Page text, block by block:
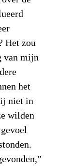
Het zou
van mijn
het
niet in
wilden